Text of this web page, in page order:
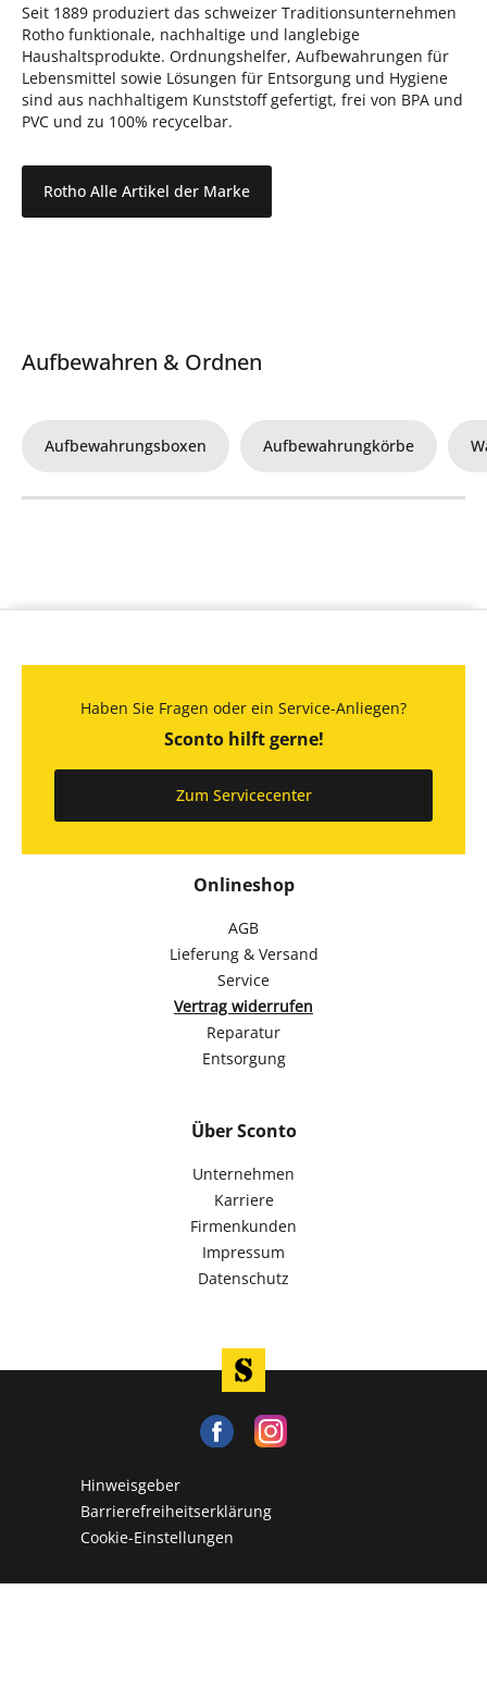
Seit 1889 produziert das schweizer Traditionsunternehmen
Rotho funktionale, nachhaltige und langlebige
Haushaltsprodukte. Ordnungshelfer, Aufbewahrungen für
Lebensmittel sowie Lösungen für Entsorgung und Hygiene
sind aus nachhaltigem Kunststoff gefertigt, frei von BPA und
PVC und zu 100% recycelbar.
Rotho Alle Artikel der Marke
Aufbewahren & Ordnen
Aufbewahrungsboxen Aufbewahrungkörbe
Onlineshop
AGB
Lieferung & Versand
Service
Vertrag widerrufen
Reparatur
Entsorgung
Über Sconto
Unternehmen
Karriere
Firmenkunden
Impressum
Datenschutz
Haben Sie Fragen oder ein Service-Anliegen?
Sconto hilft gerne!
Zum Servicecenter
Hinweisgeber
Barrierefreiheitserklärung
Cookie-Einstellungen